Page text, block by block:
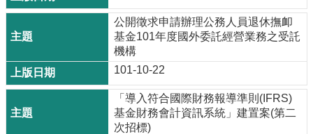
公開徵求申請辦理公務人員退休撫卹
基金101年度國外委託經營業務之受託
機構
101-10-22
「導入符合國際財務報導準則(IFRS)
基金財務會計資訊系統」建置案(第二
次招標)